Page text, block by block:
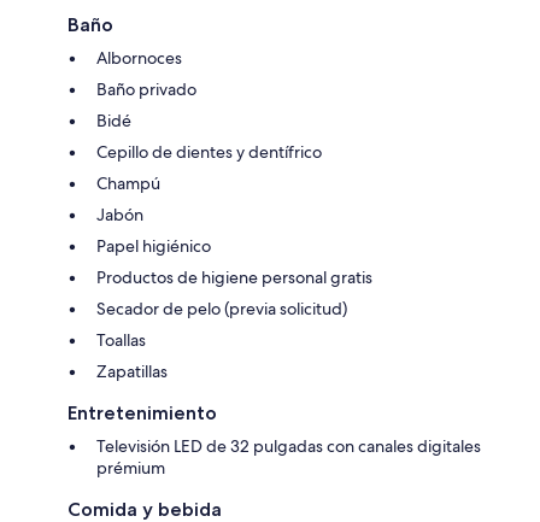
Baño
Albornoces
Baño privado
Bidé
Cepillo de dientes y dentífrico
Champú
Jabón
Papel higiénico
Productos de higiene personal gratis
Secador de pelo (previa solicitud)
Toallas
Zapatillas
Entretenimiento
Televisión LED de 32 pulgadas con canales digitales
prémium
Comida y bebida